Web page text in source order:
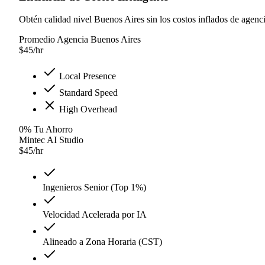
Obtén calidad nivel Buenos Aires sin los costos inflados de
Promedio Agencia Buenos Aires
$45/hr
Local Presence
Standard Speed
High Overhead
0% Tu Ahorro
Mintec AI Studio
$45/hr
Ingenieros Senior (Top 1%)
Velocidad Acelerada por IA
Alineado a Zona Horaria (CST)